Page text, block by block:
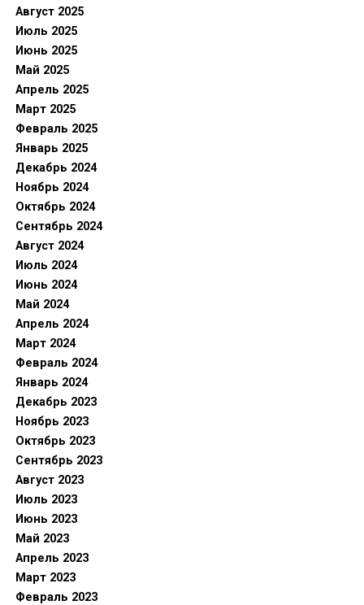
Август 2025
Июль 2025
Июнь 2025
Май 2025
Апрель 2025
Март 2025
Февраль 2025
Январь 2025
Декабрь 2024
Ноябрь 2024
Октябрь 2024
Сентябрь 2024
Август 2024
Июль 2024
Июнь 2024
Май 2024
Апрель 2024
Март 2024
Февраль 2024
Январь 2024
Декабрь 2023
Ноябрь 2023
Октябрь 2023
Сентябрь 2023
Август 2023
Июль 2023
Июнь 2023
Май 2023
Апрель 2023
Март 2023
Февраль 2023